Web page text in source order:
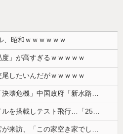
、昭和ｗｗｗｗｗｗ
度」が高すぎるｗｗｗｗｗ
尾したいんだがｗｗｗｗｗ
中国「大洪水！」三峡ダム「決壊危機」中国政府「新水路建設！（三峡新水路」現場職員「内部情報公開！（失踪」湖南省「三峡放流情報（画像」台風13号「...
空自、謎の未確認大型ミサイルを搭載しテスト飛行…「25式地対艦誘導弾」空中発射型が初めて姿を見せた！
実家でお留守番してたら警官が来訪、「この家空き家でしたよね？」と問いかけてくるが実際は30年ほど住んでおり……